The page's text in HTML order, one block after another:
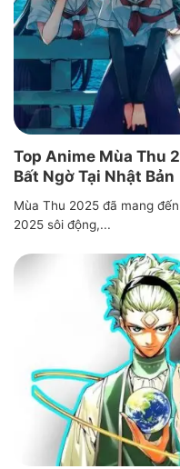
Top Anime Mùa Thu
Bất Ngờ Tại Nhật Bản
Mùa Thu 2025 đã mang
2025 sôi động,...